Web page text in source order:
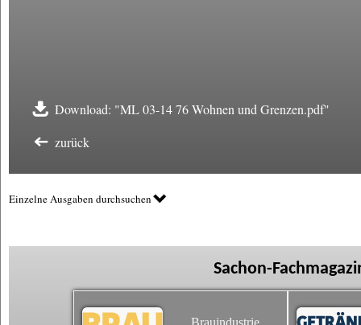
Download: "ML 03-14 76 Wohnen und Grenzen.pdf"
zurück
Einzelne Ausgaben durchsuchen
Sachon-
Brauindustrie